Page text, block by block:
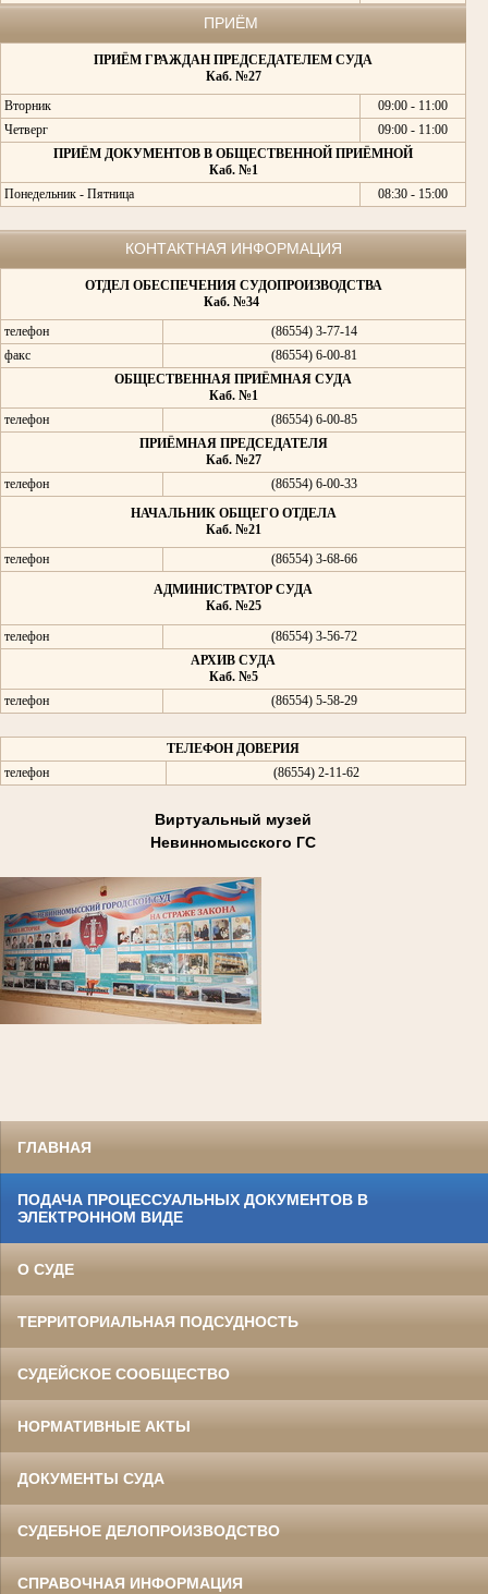
ПРИЁМ
ПРИЁМ ГРАЖДАН ПРЕДСЕДАТЕЛЕМ СУДА
Каб. №27
Вторник
09:00 - 11:00
Четверг
09:00 - 11:00
ПРИЁМ ДОКУМЕНТОВ В ОБЩЕСТВЕННОЙ ПРИЁМНОЙ
Каб. №1
Понедельник - Пятница
08:30 - 15:00
КОНТАКТНАЯ ИНФОРМАЦИЯ
ОТДЕЛ ОБЕСПЕЧЕНИЯ СУДОПРОИЗВОДСТВА
Каб. №34
телефон
(86554) 3-77-14
факс
(86554) 6-00-81
ОБЩЕСТВЕННАЯ ПРИЁМНАЯ СУДА
Каб. №1
телефон
(86554) 6-00-85
ПРИЁМНАЯ ПРЕДСЕДАТЕЛЯ
Каб. №27
телефон
(86554) 6-00-33
НАЧАЛЬНИК ОБЩЕГО ОТДЕЛА
Каб. №21
телефон
(86554) 3-68-66
АДМИНИСТРАТОР СУДА
Каб. №25
телефон
(86554) 3-56-72
АРХИВ СУДА
Каб. №5
телефон
(86554) 5-58-29
ТЕЛЕФОН ДОВЕРИЯ
телефон
(86554) 2-11-62
Виртуальный музей
Невинномысского ГС
ГЛАВНАЯ
ПОДАЧА ПРОЦЕССУАЛЬНЫХ ДОКУМЕНТОВ В
ЭЛЕКТРОННОМ ВИДЕ
О СУДЕ
ТЕРРИТОРИАЛЬНАЯ ПОДСУДНОСТЬ
СУДЕЙСКОЕ СООБЩЕСТВО
НОРМАТИВНЫЕ АКТЫ
ДОКУМЕНТЫ СУДА
СУДЕБНОЕ ДЕЛОПРОИЗВОДСТВО
СПРАВОЧНАЯ ИНФОРМАЦИЯ